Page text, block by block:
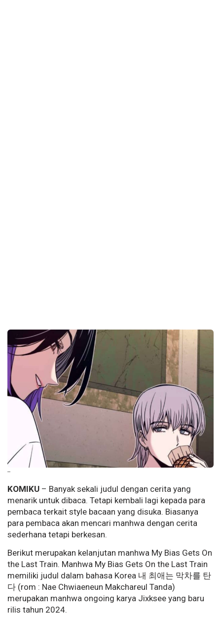
--
KOMIKU – Banyak sekali judul dengan cerita yang
menarik untuk dibaca. Tetapi kembali lagi kepada para
pembaca terkait style bacaan yang disuka. Biasanya
para pembaca akan mencari manhwa dengan cerita
sederhana tetapi berkesan.
Berikut merupakan kelanjutan manhwa My Bias Gets On
the Last Train. Manhwa My Bias Gets On the Last Train
memiliki judul dalam bahasa Korea 내 최애는 막차를 탄
다 (rom : Nae Chwiaeneun Makchareul Tanda)
merupakan manhwa ongoing karya Jixksee yang baru
rilis tahun 2024.